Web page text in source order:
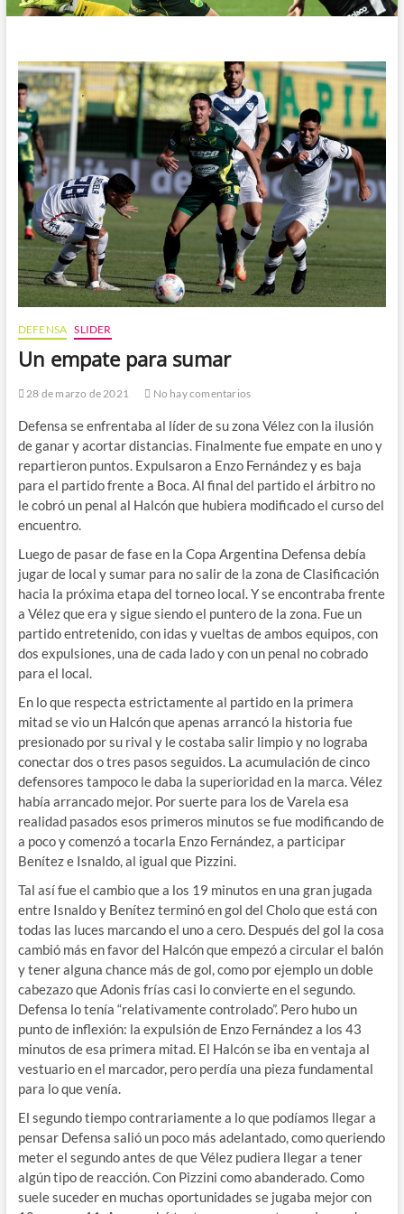
DEFENSA SLIDER
Un empate para sumar
28 de marzo de 2021 No hay comentarios
Defensa se enfrentaba al líder de su zona Vélez con la ilusión
de ganar y acortar distancias. Finalmente fue empate en uno y
repartieron puntos. Expulsaron a Enzo Fernández y es baja
para el partido frente a Boca. Al final del partido el árbitro no
le cobró un penal al Halcón que hubiera modificado el curso del
encuentro.
Luego de pasar de fase en la Copa Argentina Defensa debía
jugar de local y sumar para no salir de la zona de Clasificación
hacia la próxima etapa del torneo local. Y se encontraba frente
a Vélez que era y sigue siendo el puntero de la zona. Fue un
partido entretenido, con idas y vueltas de ambos equipos, con
dos expulsiones, una de cada lado y con un penal no cobrado
para el local.
En lo que respecta estrictamente al partido en la primera
mitad se vio un Halcón que apenas arrancó la historia fue
presionado por su rival y le costaba salir limpio y no lograba
conectar dos o tres pasos seguidos. La acumulación de cinco
defensores tampoco le daba la superioridad en la marca. Vélez
había arrancado mejor. Por suerte para los de Varela esa
realidad pasados esos primeros minutos se fue modificando de
a poco y comenzó a tocarla Enzo Fernández, a participar
Benítez e Isnaldo, al igual que Pizzini.
Tal así fue el cambio que a los 19 minutos en una gran jugada
entre Isnaldo y Benítez terminó en gol del Cholo que está con
todas las luces marcando el uno a cero. Después del gol la cosa
cambió más en favor del Halcón que empezó a circular el balón
y tener alguna chance más de gol, como por ejemplo un doble
cabezazo que Adonis frías casi lo convierte en el segundo.
Defensa lo tenía “relativamente controlado”. Pero hubo un
punto de inflexión: la expulsión de Enzo Fernández a los 43
minutos de esa primera mitad. El Halcón se iba en ventaja al
vestuario en el marcador, pero perdía una pieza fundamental
para lo que venía.
El segundo tiempo contrariamente a lo que podíamos llegar a
pensar Defensa salió un poco más adelantado, como queriendo
meter el segundo antes de que Vélez pudiera llegar a tener
algún tipo de reacción. Con Pizzini como abanderado. Como
suele suceder en muchas oportunidades se jugaba mejor con